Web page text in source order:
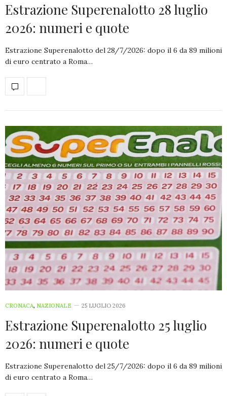
Estrazione Superenalotto 28 luglio
2026: numeri e quote
Estrazione Superenalotto del 28/7/2026: dopo il 6 da 89 milioni
di euro centrato a Roma…
CRONACA, NAZIONALE 25 LUGLIO 2026
Estrazione Superenalotto 25 luglio
2026: numeri e quote
Estrazione Superenalotto del 25/7/2026: dopo il 6 da 89 milioni
di euro centrato a Roma…